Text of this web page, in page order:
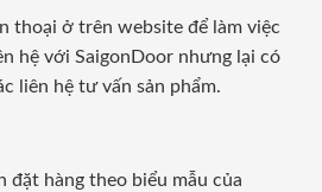
thoại ở trên website để làm việc
hệ với SaigonDoor nhưng lại có
liên hệ tư vấn sản phẩm.
đặt hàng theo biểu mẫu của